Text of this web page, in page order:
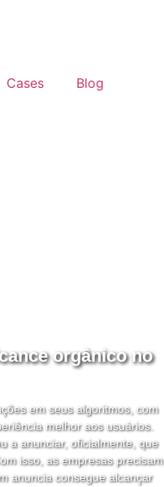
Cases Blog
orgânico no
em seus algoritmos, com
melhor aos usuários.
a anunciar, oficialmente, que
isso, as empresas precisam
anuncia consegue alcançar